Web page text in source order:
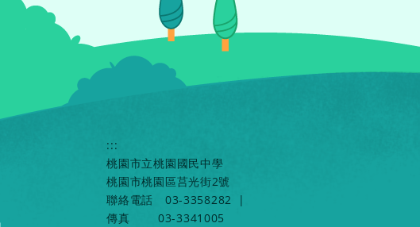
:::
桃園市立桃園國民中學
桃園市桃園區莒光街2號
聯絡電話
03-3358282
|
傳真
03-3341005